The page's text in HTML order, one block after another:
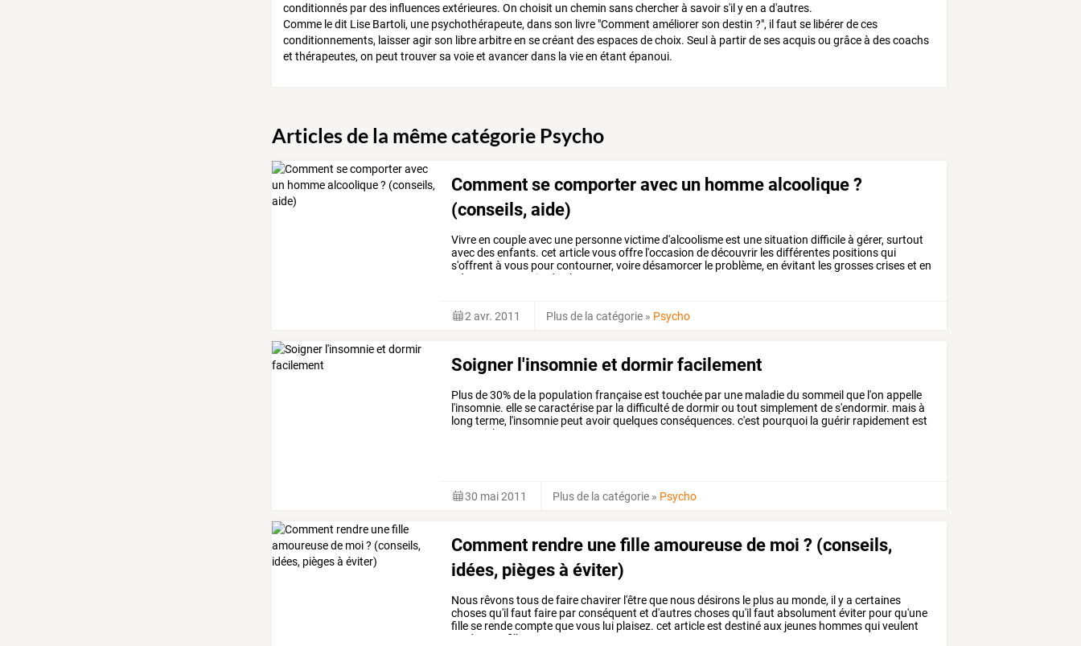
conditionnés par des influences extérieures. On choisit un chemin sans chercher à savoir s'il y en a d'autres.
Comme le dit Lise Bartoli, une psychothérapeute, dans son livre "Comment améliorer son destin ?", il faut se libérer de ces
conditionnements, laisser agir son libre arbitre en se créant des espaces de choix. Seul à partir de ses acquis ou grâce à des coachs
et thérapeutes, on peut trouver sa voie et avancer dans la vie en étant épanoui.
Articles de la même catégorie Psycho
Comment se comporter avec un homme alcoolique ?
(conseils, aide)
Vivreen coupleavec une personnevictimed'alcoolismeest unesituation difficileà gérer, surtout
avecdesenfants. cet articlevousoffre l'occasion dedécouvrir lesdifférentes positionsqui
s'offrent à vous pourcontourner, voiredésamorcer le problème, en évitant lesgrossescriseset en
adoptant
attitude plus
2 avr. 2011 Plus de la catégorie » Psycho
Soigner l'insomnie et dormir facilement
Plusde30%de la population françaiseest touchée par une maladiedu sommeil que l'on appelle
l'insomnie. ellesecaractérise par la difficultédedormirou tout simplement des'endormir. maisà
long terme, l'insomnie peut avoirquelquesconséquences. c'est pourquoi la guérir rapidement est
essentiel.
30 mai 2011 Plus de la catégorie » Psycho
Comment rendre une fille amoureuse de moi ? (conseils,
idées, pièges à éviter)
Nous rêvonstousdefairechavirer l'êtreque nousdésirons le plusau monde, il ya certaines
chosesqu'il faut faire parconséquent et d'autreschosesqu'il faut absolument éviter pourqu'une
fillese rendecomptequevous lui plaisez. cet articleest destinéaux jeunes hommesquiveulent
rendre
fille